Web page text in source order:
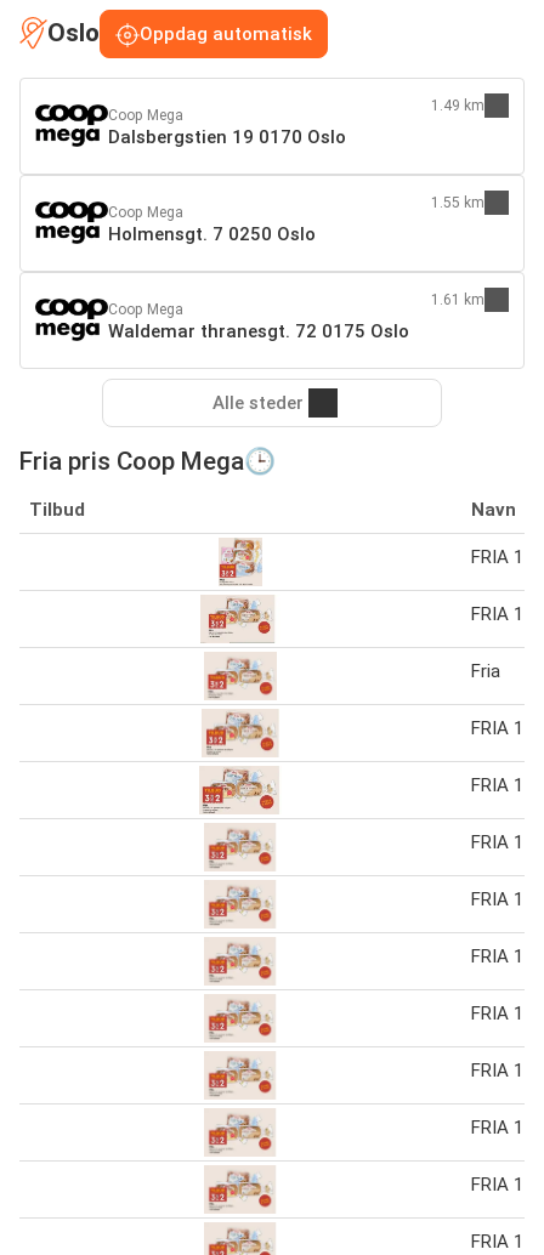
Oslo Oppdag automatisk
Coop Mega
Dalsbergstien 19 0170 Oslo
1.49 km
Coop Mega
Holmensgt. 7 0250 Oslo
1.55 km
Coop Mega
Waldemar thranesgt. 72 0175 Oslo
1.61 km
Alle steder
Fria pris Coop Mega🕒
Tilbud Navn
FRIA 1
FRIA 1
Fria
FRIA 1
FRIA 1
FRIA 1
FRIA 1
FRIA 1
FRIA 1
FRIA 1
FRIA 1
FRIA 1
FRIA 1